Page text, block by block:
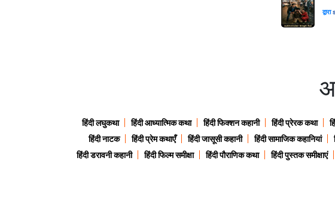
द्वारा
हिंदी लघुकथा हिंदी आध्यात्मिक कथा हिंदी फिक्शन कहानी हिंदी प्रेरक कथा
हिंदी नाटक
हिंदी प्रेम कथाएँ हिंदी जासूसी कहानी हिंदी सामाजिक कहानियां
हिंदी डरावनी कहानी
हिंदी फिल्म समीक्षा हिंदी पौराणिक कथा हिंदी पुस्तक समीक्षाएं